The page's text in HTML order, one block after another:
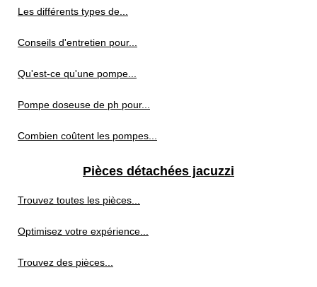
Les différents types de...
Conseils d'entretien pour...
Qu'est-ce qu'une pompe...
Pompe doseuse de ph pour...
Combien coûtent les pompes...
Pièces détachées jacuzzi
Trouvez toutes les pièces...
Optimisez votre expérience...
Trouvez des pièces...